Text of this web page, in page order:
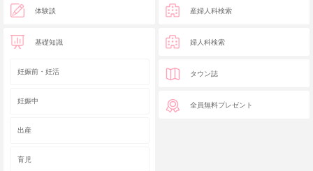
体験談
基礎知識
妊娠前・妊活
妊娠中
出産
育児
産婦人科検索
婦人科検索
タウン誌
全員無料プレゼント